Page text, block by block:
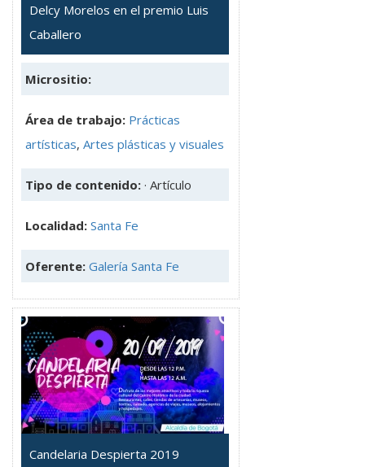
Delcy Morelos en el premio Luis
Caballero
Micrositio:
Área de trabajo: Prácticas
artísticas, Artes plásticas y visuales
Tipo de contenido: · Artículo
Localidad: Santa Fe
Oferente: Galería Santa Fe
Candelaria Despierta 2019